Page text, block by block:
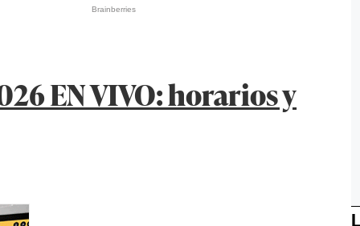
EN VIVO: horarios y